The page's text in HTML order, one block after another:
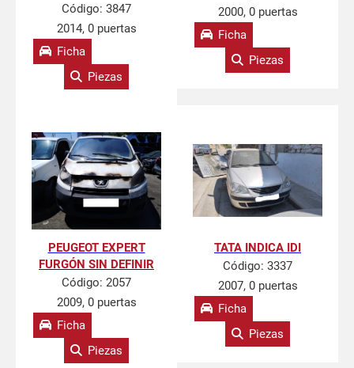
Código: 3847
2014, 0 puertas
Ficha
Piezas
2000, 0 puertas
Ficha
Piezas
PEUGEOT EXPERT
FURGÓN SIN DEFINIR
Código: 2057
2009, 0 puertas
Ficha
Piezas
TATA INDICA IDI
Código: 3337
2007, 0 puertas
Ficha
Piezas